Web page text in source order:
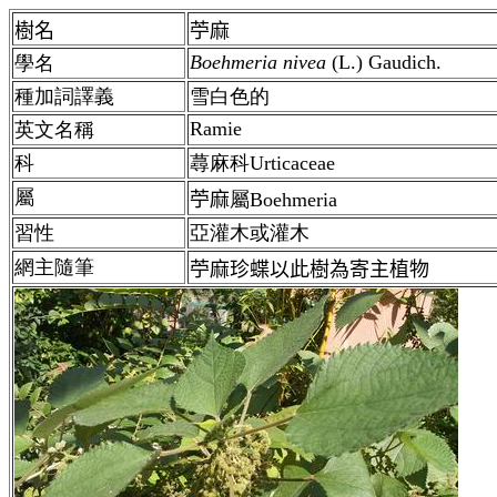
樹名
苧麻
學名
Boehmeria nivea (L.) Gaudich.
種加詞譯義
雪白色的
英文名稱
Ramie
科
蕁麻科Urticaceae
屬
苧麻屬Boehmeria
習性
亞灌木或灌木
網主隨筆
苧麻珍蝶以此樹為寄主植物